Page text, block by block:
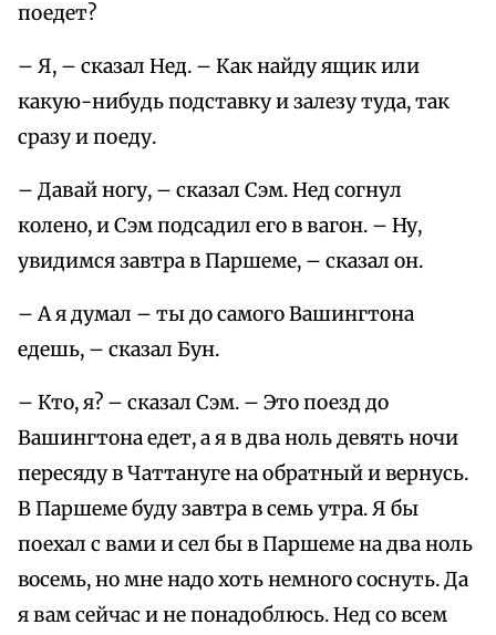
поедет?
– Я, – сказал Нед. – Как найду ящик или
какую-нибудь подставку и залезу туда, так
сразу и поеду.
– Давай ногу, – сказал Сэм. Нед согнул
колено, и Сэм подсадил его в вагон. – Ну,
увидимся завтра в Паршеме, – сказал он.
– А я думал – ты до самого Вашингтона
едешь, – сказал Бун.
– Кто, я? – сказал Сэм. – Это поезд до
Вашингтона едет, а я в два ноль девять ночи
пересяду в Чаттануге на обратный и вернусь.
В Паршеме буду завтра в семь утра. Я бы
поехал с вами и сел бы в Паршеме на два ноль
восемь, но мне надо хоть немного соснуть. Да
я вам сейчас и не понадоблюсь. Нед со всем